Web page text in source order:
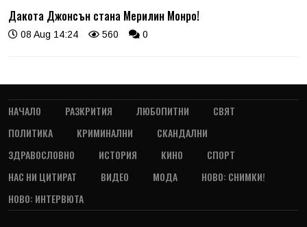
Дакота Джонсън стана Мерилин Монро!
08 Aug 14:24 560 0
НАЧАЛО РАЗКРИТИЯ ЛЮБОПИТНИ
СВЯТ
ПОЛИТИКА
КРИМИНАЛНИ
СКАНДАЛНИ
ЗДРАВОСЛОВНО
ИСТОРИЯ КИНО
СПОРТ
НАС НИ ЦИТИРАТ
ВИДЕО МОДА
НОВО: СНИМКИ!
НОВО: ИНТЕРВЮТА